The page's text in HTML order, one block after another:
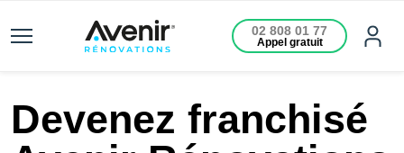
02 808 01 77
Appel gratuit
Devenez franchisé